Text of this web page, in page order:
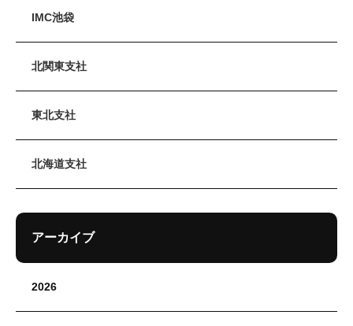
IMC池袋
北関東支社
東北支社
北海道支社
アーカイブ
2026